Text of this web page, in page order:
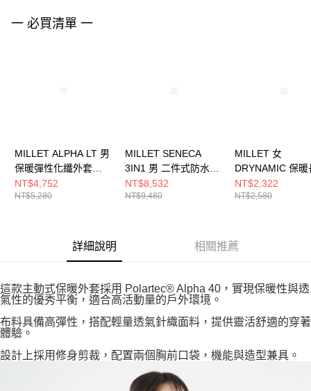
４．使用「AFTEE先享後付」時，將依據個別帳號之用戶狀況，依本公司即
一 必買清單 一
MILLET ALPHA LT 男
保暖彈性化纖外套
MIV02122N8637
NT$4,752
NT$5,280
MILLET SENECA
3IN1 男 二件式防水保
暖化纖外套
MIV10839N0247
NT$8,532
NT$9,480
MILLET 女
DRYNAMIC 保暖
上衣
NT$2,322
NT$2,580
詳細說明 相關推薦
這款主動式保暖外套採用 Polartec® Alpha 40，實現保暖性與透
氣性的優秀平衡，適合高活動量的戶外環境。
布料具備高彈性，搭配輕量透氣針織面料，提供靈活舒適的穿著
體驗。
設計上採用修身剪裁，配置兩個胸前口袋，機能與造型兼具。